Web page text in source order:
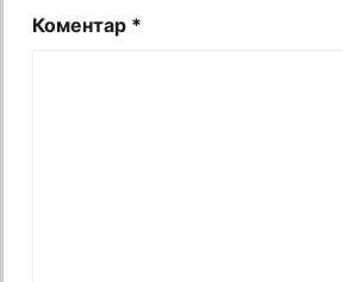
Коментар *